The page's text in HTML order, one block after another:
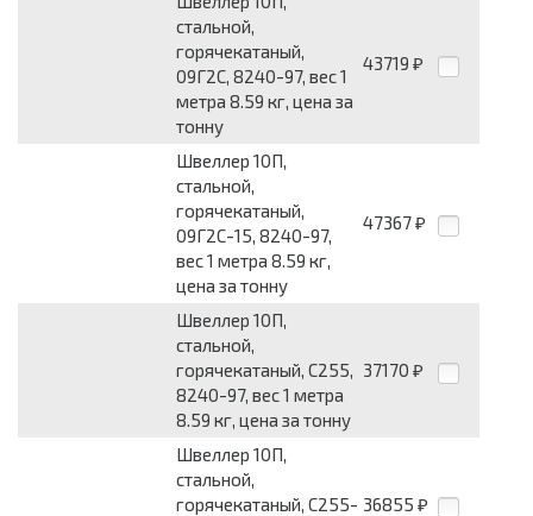
стальной,
горячекатаный,
09Г2С, 8240-97, вес 1
метра 8.59 кг, цена за
тонну
43719 ₽
Швеллер 10П,
стальной,
горячекатаный,
09Г2С-15, 8240-97,
вес 1 метра 8.59 кг,
цена за тонну
47367 ₽
Швеллер 10П,
стальной,
горячекатаный, С255,
8240-97, вес 1 метра
8.59 кг, цена за тонну
37170 ₽
Швеллер 10П,
стальной,
горячекатаный, С255- 36855 ₽